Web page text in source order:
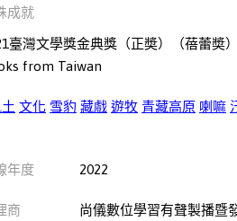
成就
臺灣文學獎金典獎（正奬）（蓓蕾奬
from Taiwan
文化 雪豹 藏戲 遊牧 青藏高原 喇嘛
年度 2022
商 尚儀數位學習有聲製播暨